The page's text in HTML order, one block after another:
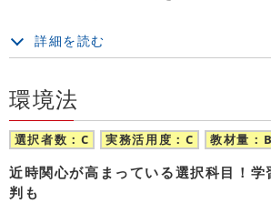
詳細を読む
環境法
選択者数：C 実務活用度：C 教材量：B
近時関心が高まっている選択科目！学
判も